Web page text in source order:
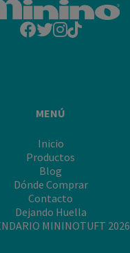
MENÚ
Inicio
Productos
Blog
Dónde Comprar
Contacto
Dejando Huella
MININOTUFT 2026